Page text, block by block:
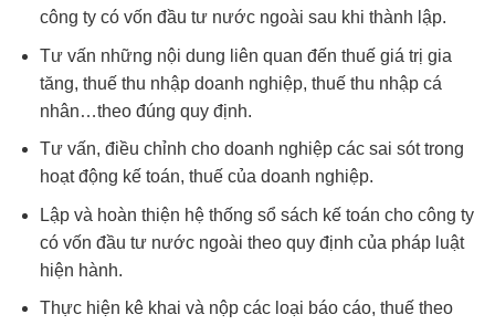
công ty có vốn đầu tư nước ngoài sau khi thành lập.
Tư vấn những nội dung liên quan đến thuế giá trị gia
tăng, thuế thu nhập doanh nghiệp, thuế thu nhập cá
nhân…theo đúng quy định.
Tư vấn, điều chỉnh cho doanh nghiệp các sai sót trong
hoạt động kế toán, thuế của doanh nghiệp.
Lập và hoàn thiện hệ thống sổ sách kế toán cho công ty
có vốn đầu tư nước ngoài theo quy định của pháp luật
hiện hành.
Thực hiện kê khai và nộp các loại báo cáo, thuế theo